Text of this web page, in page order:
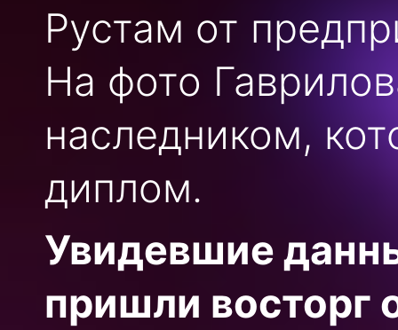
Рустам от
На фото
наследником,
диплом.
Увидевшие
пришли восторг